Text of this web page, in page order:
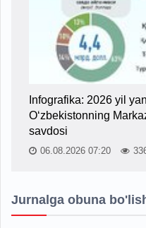
Infografika: 2026 yil
O‘zbekistonning
savdosi
06.08.2026 07:20
Jurnalga obuna